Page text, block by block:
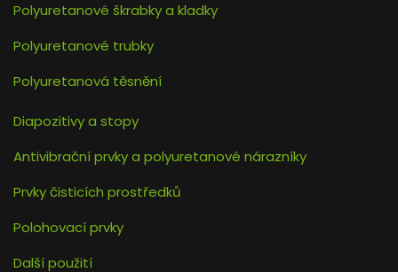
Polyuretanové škrabky a kladky
Polyuretanové trubky
Polyuretanová těsnění
Diapozitivy a stopy
Antivibrační prvky a polyuretanové nárazníky
Prvky čisticích prostředků
Polohovací prvky
Další použití